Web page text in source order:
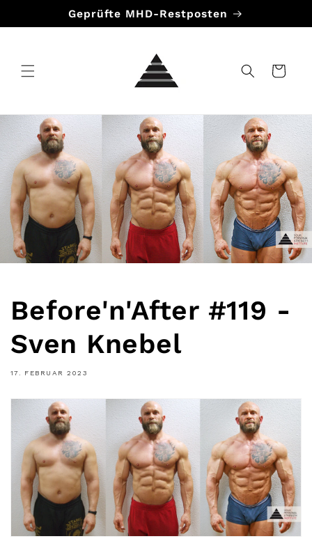
Inhalt
Geprüfte MHD-Restposten
Warenkorb
Before'n'After #119 -
Sven Knebel
17. FEBRUAR 2023